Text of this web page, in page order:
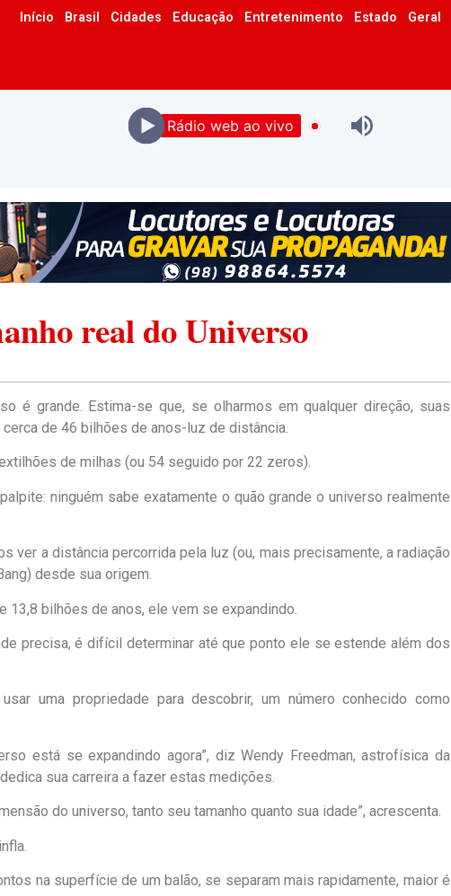
Início Brasil Cidades Educação Entretenimento Estado Geral
Rádio web ao vivo
real do Universo
é grande. Estima-se que, se olharmos em qualquer direção, suas
de 46 bilhões de anos-luz de distância.
de milhas (ou 54 seguido por 22 zeros).
ninguém sabe exatamente o quão grande o universo realmente
ver a distância percorrida pela luz (ou, mais precisamente, a radiação
desde sua origem.
13,8 bilhões de anos, ele vem se expandindo.
precisa, é difícil determinar até que ponto ele se estende além dos
uma propriedade para descobrir, um número conhecido como
está se expandindo agora”, diz Wendy Freedman, astrofísica da
sua carreira a fazer estas medições.
do universo, tanto seu tamanho quanto sua idade”, acrescenta.
na superfície de um balão, se separam mais rapidamente, maior é